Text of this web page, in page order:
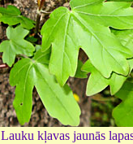
Lauku kļavas jaunās